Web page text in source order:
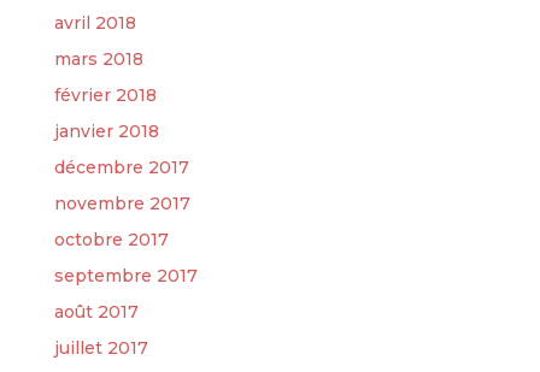
avril 2018
mars 2018
février 2018
janvier 2018
décembre 2017
novembre 2017
octobre 2017
septembre 2017
août 2017
juillet 2017